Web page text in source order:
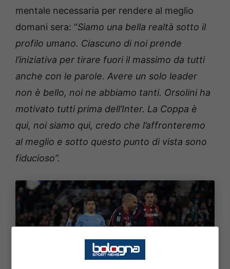
mentale necessaria per rendere al meglio
domani sera: “Siamo una bella realtà sotto il
profilo umano. Ciascuno di noi prende
l’iniziativa per tirare fuori il massimo da tutti
anche con le parole. Avere un solo leader
non è bello, noi ne abbiamo tanti. Orsolini ha
motivato tutti prima dell’Inter. La Coppa è
qui, noi siamo qui, credo che l’affronteremo
al meglio e sotto questo punto di vista sono
fiducioso”.